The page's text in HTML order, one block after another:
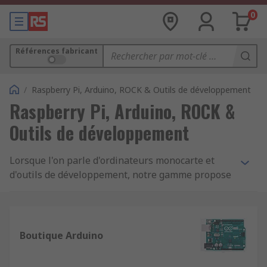
0
Références fabricant
/ Raspberry Pi, Arduino, ROCK & Outils de développement
Raspberry Pi, Arduino, ROCK &
Outils de développement
Lorsque l'on parle d'ordinateurs monocarte et
d'outils de développement, notre gamme propose
Raspberry Pi
Boutique Arduino